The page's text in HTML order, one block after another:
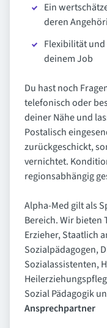
Ein
deren
Flexibilität
deinem Job
Du hast noch
telefonisch oder
deiner Nähe und
Postalisch
zurückgeschickt,
vernichtet.
regionsabhängig
Alpha-Med gilt als
Bereich. Wir bieten
Erzieher, Staatlich
Sozialpädagogen,
Sozialassistenten,
Sozial Pädagogik
Ansprechpartner